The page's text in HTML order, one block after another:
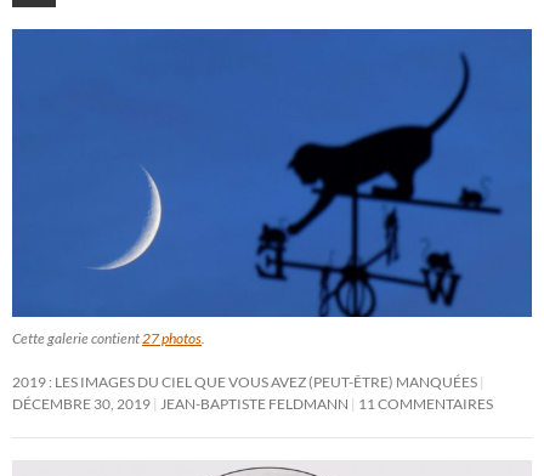
Cette galerie contient27 photos.
2019 : LES IMAGES DU CIEL QUE VOUS AVEZ (PEUT-ÊTRE) MANQUÉES
DÉCEMBRE 30, 2019 JEAN-BAPTISTE FELDMANN 11 COMMENTAIRES